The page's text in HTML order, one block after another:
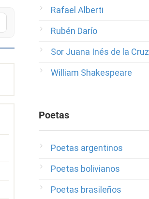
Rafael Alberti
Rubén Darío
Sor Juana Inés de la Cruz
William Shakespeare
Poetas
Poetas argentinos
Poetas bolivianos
Poetas brasileños